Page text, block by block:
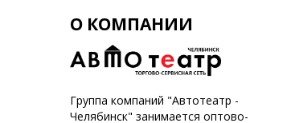
О КОМПАНИИ
Группа компаний "Автотеатр -
Челябинск" занимается оптово-